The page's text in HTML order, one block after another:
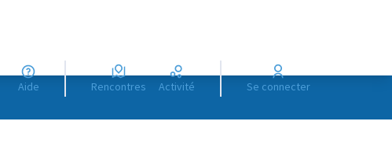
Aide Rencontres Activité Se connecter